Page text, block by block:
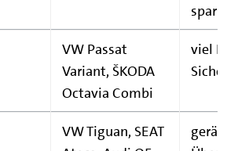
VW Passat
Variant, ŠKODA
Octavia Combi
viel
VW Tiguan, SEAT